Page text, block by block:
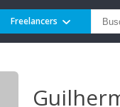
Freelancers